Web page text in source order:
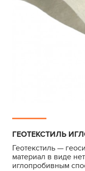
ГЕОТЕКСТИЛЬ
Геотекстиль —
материал в виде
иглопробивным